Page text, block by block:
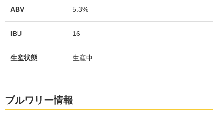
ABV 5.3%
IBU 16
生産状態 生産中
ブルワリー情報